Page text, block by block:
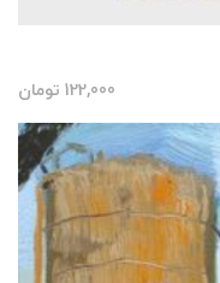
122,000 تومان